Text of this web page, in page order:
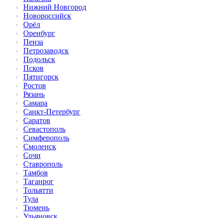
Нижний Новгород
Новороссийск
Орёл
Оренбург
Пенза
Петрозаводск
Подольск
Псков
Пятигорск
Ростов
Рязань
Самара
Санкт-Петербург
Саратов
Севастополь
Симферополь
Смоленск
Сочи
Ставрополь
Тамбов
Таганрог
Тольятти
Тула
Тюмень